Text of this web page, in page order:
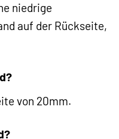
niedrige
auf der Rückseite,
von 20mm.